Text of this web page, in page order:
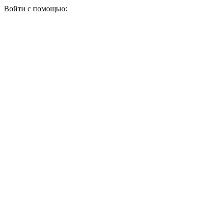
Войти с помощью: